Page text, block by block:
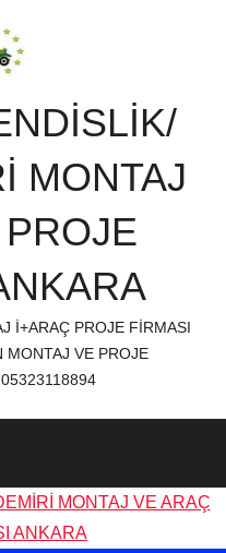
MONTAJ
İ+ARAÇ PROJE FİRMASI
MONTAJ VE PROJE